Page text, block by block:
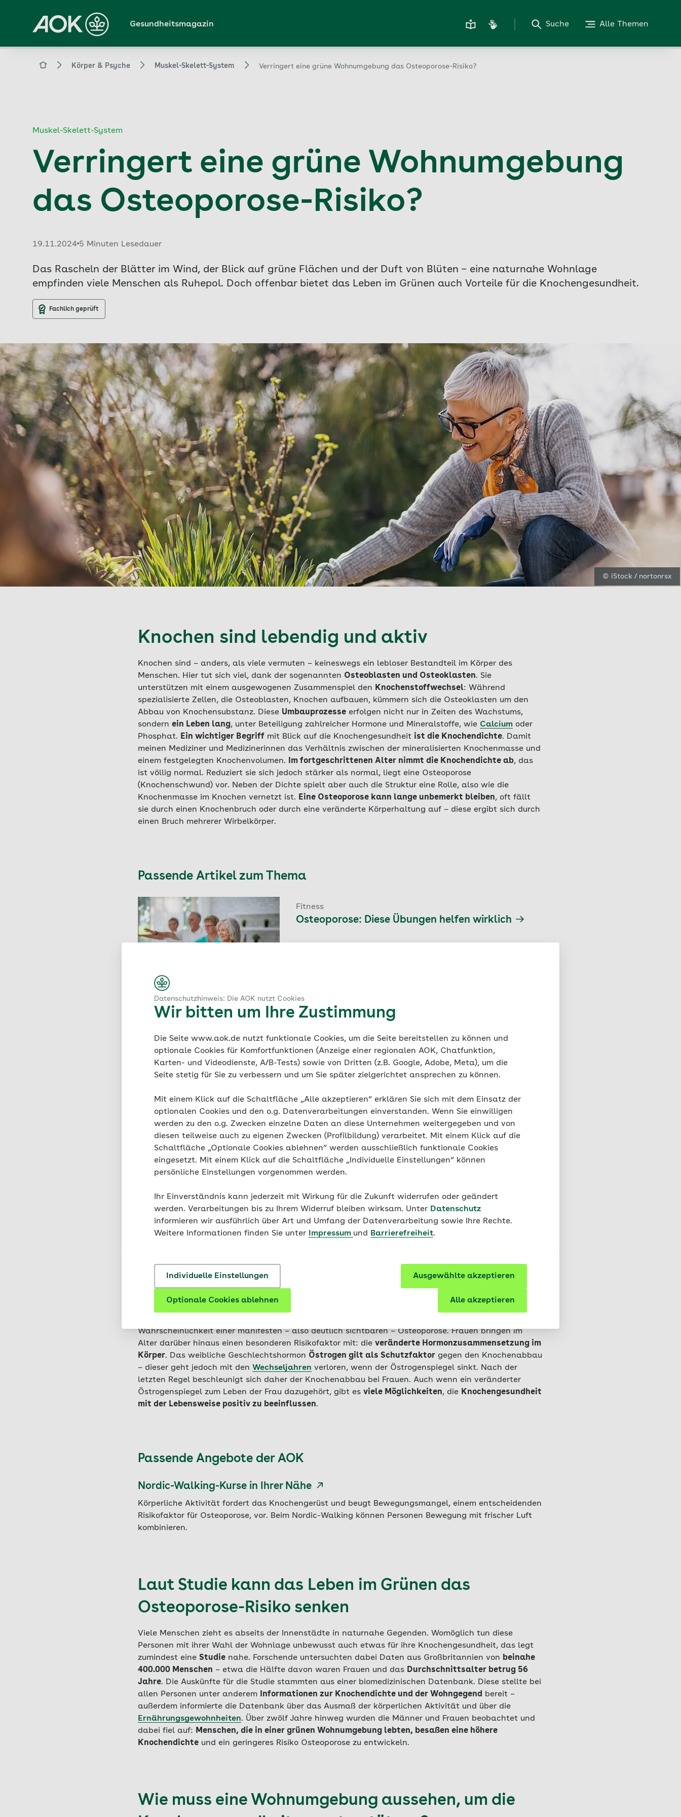
Datenschutzhinweis: Die AOK nutzt Cookies
Wir bitten um Ihre Zustimmung
Die Seite www.aok.de nutzt funktionale Cookies, um die Seite bereitstellen zu können und
optionale Cookies für Komfortfunktionen (Anzeige einer regionalen AOK, Chatfunktion,
Karten- und Videodienste, A/B-Tests) sowie von Dritten (z.B. Google, Adobe, Meta), um die
Seite stetig für Sie zu verbessern und um Sie später zielgerichtet ansprechen zu können.
Mit einem Klick auf die Schaltfläche „Alle akzeptieren“ erklären Sie sich mit dem Einsatz der
optionalen Cookies und den o.g. Datenverarbeitungen einverstanden. Wenn Sie einwilligen
werden zu den o.g. Zwecken einzelne Daten an diese Unternehmen weitergegeben und von
diesen teilweise auch zu eigenen Zwecken (Profilbildung) verarbeitet. Mit einem Klick auf die
Schaltfläche „Optionale Cookies ablehnen“ werden ausschließlich funktionale Cookies
eingesetzt. Mit einem Klick auf die Schaltfläche „Individuelle Einstellungen“ können
persönliche Einstellungen vorgenommen werden.
Ihr Einverständnis kann jederzeit mit Wirkung für die Zukunft widerrufen oder geändert
werden. Verarbeitungen bis zu Ihrem Widerruf bleiben wirksam. Unter Datenschutz
informieren wir ausführlich über Art und Umfang der Datenverarbeitung sowie Ihre Rechte.
Weitere Informationen finden Sie unter
Impressum und Barrierefreiheit.
Individuelle Einstellungen Ausgewählte akzeptieren
Optionale Cookies ablehnen Alle akzeptieren
Hauptinhalt
springen
Gesundheitsmagazin Suche Alle Themen
Magazin Körper & Psyche Muskel-Skelett-System Verringert eine grüne Wohnumgebung das Osteoporose-Risiko?
Muskel-Skelett-System
Verringert eine grüne Wohnumgebung
das Osteoporose-Risiko?
Veröffentlicht am:
19.11.2024 5 Minuten Lesedauer
Das Rascheln der Blätter im Wind, der Blick auf grüne Flächen und der Duft von Blüten – eine naturnahe Wohnlage
empfinden viele Menschen als Ruhepol. Doch offenbar bietet das Leben im Grünen auch Vorteile für die Knochengesundheit.
Fachlich geprüft
© iStock / nortonrsx
Knochen sind lebendig und aktiv
Knochen sind – anders, als viele vermuten – keineswegs ein lebloser Bestandteil im Körper des
Menschen. Hier tut sich viel, dank der sogenannten Osteoblasten und Osteoklasten. Sie
unterstützen mit einem ausgewogenen Zusammenspiel den Knochenstoffwechsel: Während
spezialisierte Zellen, die Osteoblasten, Knochen aufbauen, kümmern sich die Osteoklasten um den
Abbau von Knochensubstanz. Diese Umbauprozesse erfolgen nicht nur in Zeiten des Wachstums,
sondern ein Leben lang, unter Beteiligung zahlreicher Hormone und Mineralstoffe, wie Calcium oder
Phosphat. Ein wichtiger Begriff mit Blick auf die Knochengesundheit ist die Knochendichte. Damit
meinen Mediziner und Medizinerinnen das Verhältnis zwischen der mineralisierten Knochenmasse und
einem festgelegten Knochenvolumen.
Im fortgeschrittenen Alter nimmt die Knochendichte ab, das
ist völlig normal. Reduziert sie sich jedoch stärker als normal, liegt eine Osteoporose
(Knochenschwund) vor. Neben der Dichte spielt aber auch die Struktur eine Rolle, also wie die
Knochenmasse im Knochen vernetzt ist. Eine Osteoporose kann lange unbemerkt bleiben, oft fällt
sie durch einen Knochenbruch oder durch eine veränderte Körperhaltung auf – diese ergibt sich durch
einen Bruch mehrerer Wirbelkörper.
Passende Artikel zum Thema
Fitness
Osteoporose: Diese Übungen helfen wirklich
Muskel-Skelett-System
Raus in die Natur: So funktioniert Waldbaden
Knochengesundheit?
Es gibt zahlreiche Risikofaktoren
Unterversorgung mit
Wahrscheinlichkeit einer manifesten – also deutlich sichtbaren – Osteoporose. Frauen bringen im
Alter darüber hinaus einen besonderen Risikofaktor mit: die veränderte Hormonzusammensetzung im
Körper. Das weibliche Geschlechtshormon Östrogen gilt als Schutzfaktor gegen den Knochenabbau
– dieser geht jedoch mit den Wechseljahren verloren, wenn der Östrogenspiegel sinkt. Nach der
letzten Regel beschleunigt sich daher der Knochenabbau bei Frauen. Auch wenn ein veränderter
Östrogenspiegel zum Leben der Frau dazugehört, gibt es viele Möglichkeiten, die Knochengesundheit
mit der Lebensweise positiv zu beeinflussen.
Passende Angebote der AOK
Nordic-Walking-Kurse in Ihrer Nähe
Körperliche Aktivität fordert das Knochengerüst und beugt Bewegungsmangel, einem entscheidenden
Risikofaktor für Osteoporose, vor. Beim Nordic-Walking können Personen Bewegung mit frischer Luft
kombinieren.
Laut Studie kann das Leben im Grünen das
Osteoporose-Risiko senken
Viele Menschen zieht es abseits der Innenstädte in naturnahe Gegenden. Womöglich tun diese
Personen mit ihrer Wahl der Wohnlage unbewusst auch etwas für ihre Knochengesundheit, das legt
zumindest eine Studie nahe. Forschende untersuchten dabei Daten aus Großbritannien von beinahe
400.000 Menschen – etwa die Hälfte davon waren Frauen und das Durchschnittsalter betrug 56
Jahre. Die Auskünfte für die Studie stammten aus einer biomedizinischen Datenbank. Diese stellte bei
allen Personen unter anderem
Informationen zur Knochendichte und der Wohngegend
bereit –
außerdem informierte die Datenbank über das Ausmaß der körperlichen Aktivität und über die
Ernährungsgewohnheiten. Über zwölf Jahre hinweg wurden die Männer und Frauen beobachtet und
dabei fiel auf: Menschen, die in einer grünen Wohnumgebung lebten, besaßen eine höhere
Knochendichte und ein geringeres Risiko Osteoporose zu entwickeln.
Wie muss eine Wohnumgebung aussehen, um die